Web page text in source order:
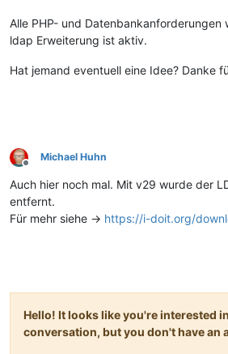
Alle PHP- und
ldap Erweiterung ist aktiv.
Hat jemand eventuell eine Idee? Danke
Offline
Michael Huhn
Auch hier noch mal. Mit v29 wurde der
entfernt.
Für mehr siehe -> https://i-doit.org/
Hello! It looks like you're interested
conversation, but you don't have an